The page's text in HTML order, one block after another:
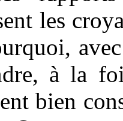
les
à la
bien